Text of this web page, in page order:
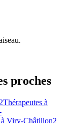
proches
2Thérapeutes à
à Viry-Châtillon2